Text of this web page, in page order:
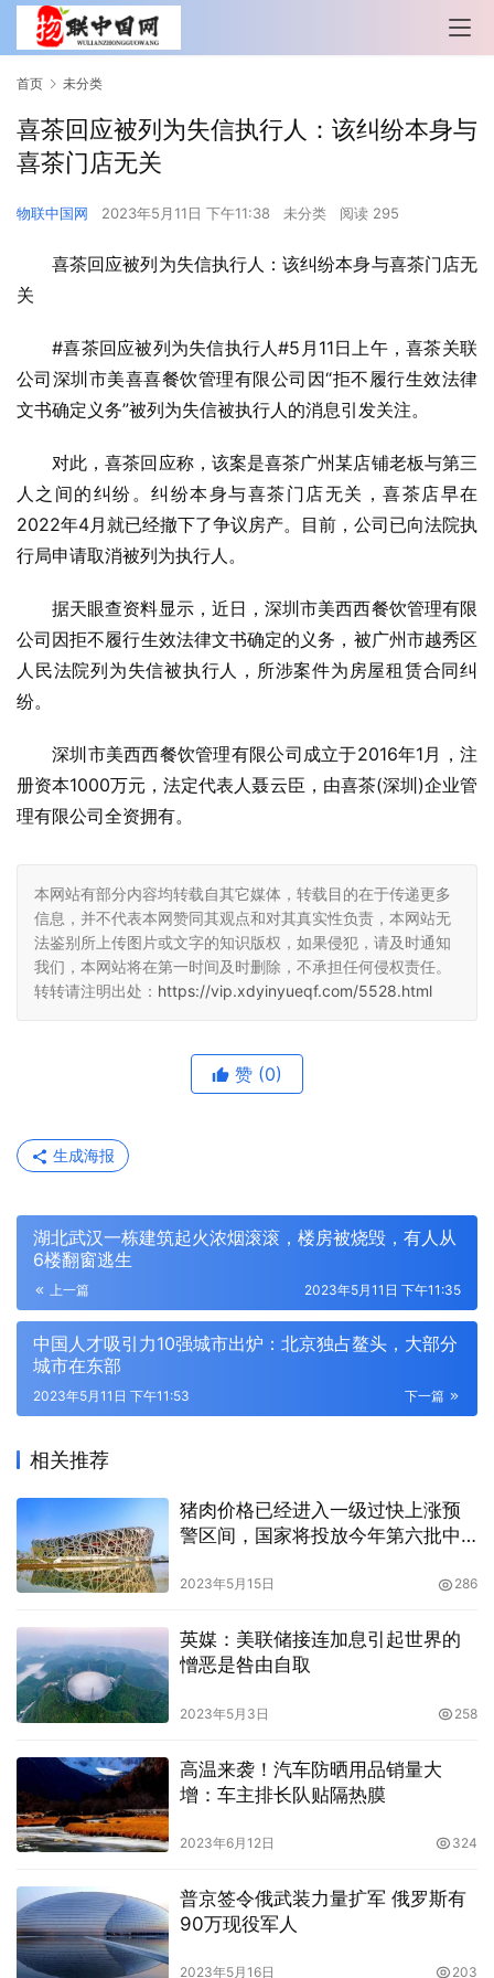
首页 未分类
喜茶回应被列为失信执行人：该纠纷本身与
喜茶门店无关
物联中国网 2023年5月11日 下午11:38 未分类 阅读 295
喜茶回应被列为失信执行人：该纠纷本身与喜茶门店无
关
#喜茶回应被列为失信执行人#5月11日上午，喜茶关联
公司深圳市美喜喜餐饮管理有限公司因“拒不履行生效法律
文书确定义务”被列为失信被执行人的消息引发关注。
对此，喜茶回应称，该案是喜茶广州某店铺老板与第三
人之间的纠纷。纠纷本身与喜茶门店无关，喜茶店早在
2022年4月就已经撤下了争议房产。目前，公司已向法院执
行局申请取消被列为执行人。
据天眼查资料显示，近日，深圳市美西西餐饮管理有限
公司因拒不履行生效法律文书确定的义务，被广州市越秀区
人民法院列为失信被执行人，所涉案件为房屋租赁合同纠
纷。
深圳市美西西餐饮管理有限公司成立于2016年1月，注
册资本1000万元，法定代表人聂云臣，由喜茶(深圳)企业管
理有限公司全资拥有。
本网站有部分内容均转载自其它媒体，转载目的在于传递更多
信息，并不代表本网赞同其观点和对其真实性负责，本网站无
法鉴别所上传图片或文字的知识版权，如果侵犯，请及时通知
我们，本网站将在第一时间及时删除，不承担任何侵权责任。
转转请注明出处： https://vip.xdyinyueqf.com/5528.html
赞 (0)
生成海报
湖北武汉一栋建筑起火浓烟滚滚，楼房被烧毁，有人从
6楼翻窗逃生
上一篇 2023年5月11日 下午11:35
中国人才吸引力10强城市出炉：北京独占鳌头，大部分
城市在东部
下一篇
2023年5月11日 下午11:53
相关推荐
猪肉价格已经进入一级过快上涨预
警区间，国家将投放今年第六批中
2023年5月15日 286
英媒：美联储接连加息引起世界的
憎恶是咎由自取
2023年5月3日 258
高温来袭！汽车防晒用品销量大
增：车主排长队贴隔热膜
2023年6月12日 324
普京签令俄武装力量扩军 俄罗斯有
90万现役军人
2023年5月16日 203